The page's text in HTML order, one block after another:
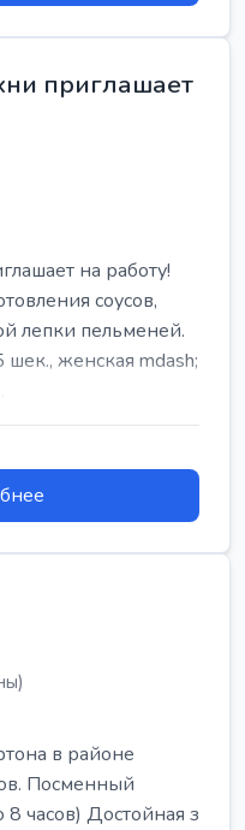
приглашает
на работу!
соусов,
лепки пельменей.
шек., женская mdash;
в районе
Посменный
часов) Достойная з